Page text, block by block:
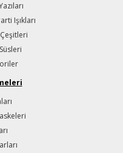
Işıkları